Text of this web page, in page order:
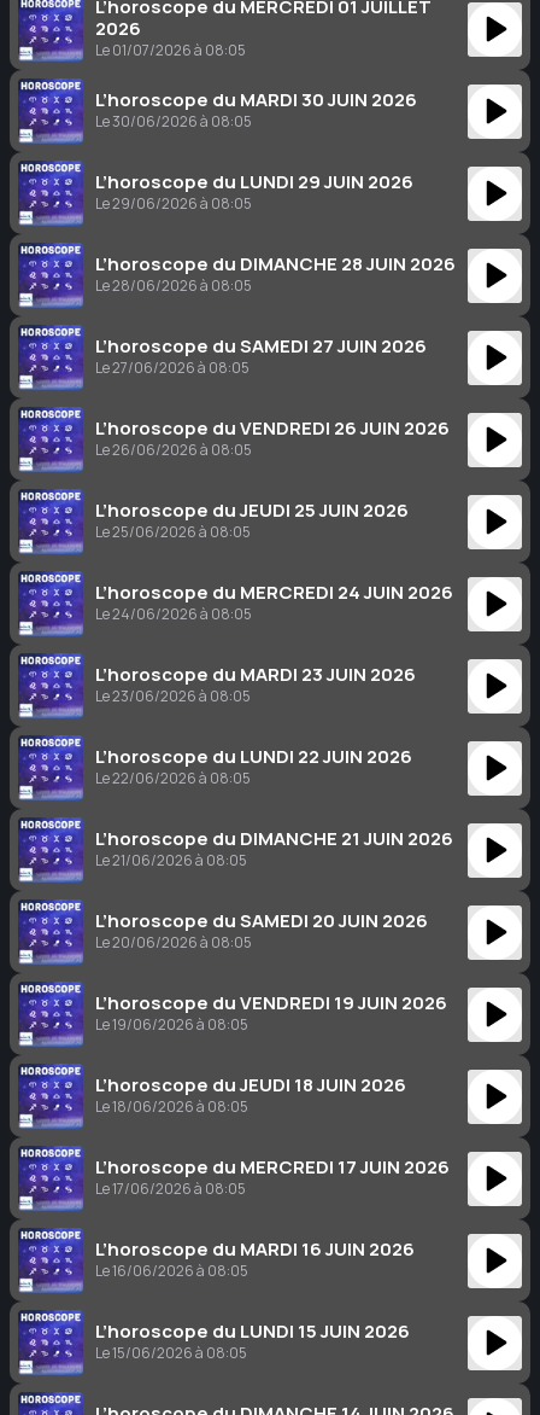
L’horoscope du MERCREDI 01 JUILLET
2026
Le 01/07/2026 à 08:05
L’horoscope du MARDI 30 JUIN 2026
Le 30/06/2026 à 08:05
L’horoscope du LUNDI 29 JUIN 2026
Le 29/06/2026 à 08:05
L’horoscope du DIMANCHE 28 JUIN 2026
Le 28/06/2026 à 08:05
L’horoscope du SAMEDI 27 JUIN 2026
Le 27/06/2026 à 08:05
L’horoscope du VENDREDI 26 JUIN 2026
Le 26/06/2026 à 08:05
L’horoscope du JEUDI 25 JUIN 2026
Le 25/06/2026 à 08:05
L’horoscope du MERCREDI 24 JUIN 2026
Le 24/06/2026 à 08:05
L’horoscope du MARDI 23 JUIN 2026
Le 23/06/2026 à 08:05
L’horoscope du LUNDI 22 JUIN 2026
Le 22/06/2026 à 08:05
L’horoscope du DIMANCHE 21 JUIN 2026
Le 21/06/2026 à 08:05
L’horoscope du SAMEDI 20 JUIN 2026
Le 20/06/2026 à 08:05
L’horoscope du VENDREDI 19 JUIN 2026
Le 19/06/2026 à 08:05
L’horoscope du JEUDI 18 JUIN 2026
Le 18/06/2026 à 08:05
L’horoscope du MERCREDI 17 JUIN 2026
Le 17/06/2026 à 08:05
L’horoscope du MARDI 16 JUIN 2026
Le 16/06/2026 à 08:05
L’horoscope du LUNDI 15 JUIN 2026
Le 15/06/2026 à 08:05